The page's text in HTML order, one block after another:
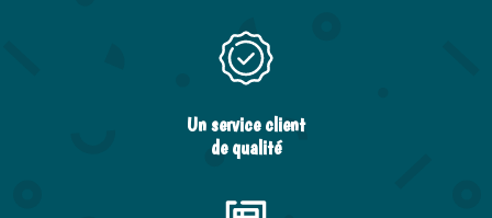
Un service client
de qualité